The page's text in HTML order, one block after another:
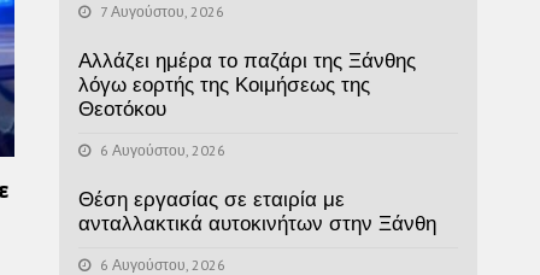
7 Αυγούστου, 2026
Αλλάζει ημέρα το παζάρι της Ξάνθης
λόγω εορτής της Κοιμήσεως της
Θεοτόκου
6 Αυγούστου, 2026
Θέση εργασίας σε εταιρία με
ανταλλακτικά αυτοκινήτων στην Ξάνθη
6 Αυγούστου, 2026